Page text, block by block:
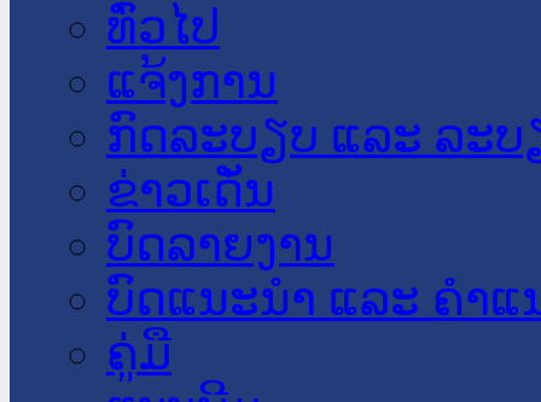
​ທົ່ວ​ໄປ
ແຈ້ງການ
ກົດລະບຽບ ແລະ ລະບ
ຂ່າວເດັ່ນ
ບົດລາຍງານ
ບົດແນະນໍາ ແລະ ຄໍາແ
ຄູ່ມື